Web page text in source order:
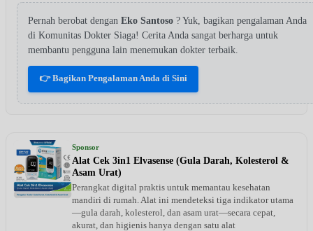
Pernah berobat dengan Eko Santoso ? Yuk, bagikan pengalaman Anda
di Komunitas Dokter Siaga! Cerita Anda sangat berharga untuk
membantu pengguna lain menemukan dokter terbaik.
👉 Bagikan Pengalaman Anda di Sini
Sponsor
Alat Cek 3in1 Elvasense (Gula Darah, Kolesterol &
Asam Urat)
Perangkat digital praktis untuk memantau kesehatan
mandiri di rumah. Alat ini mendeteksi tiga indikator utama
—gula darah, kolesterol, dan asam urat—secara cepat,
akurat, dan higienis hanya dengan satu alat